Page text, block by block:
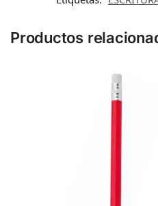
Productos